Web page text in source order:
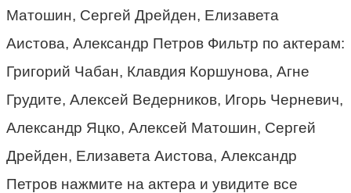
Матошин, Сергей Дрейден, Елизавета
Аистова, Александр Петров Фильтр по актерам:
Григорий Чабан, Клавдия Коршунова, Агне
Грудите, Алексей Ведерников, Игорь Черневич,
Александр Яцко, Алексей Матошин, Сергей
Дрейден, Елизавета Аистова, Александр
Петров нажмите на актера и увидите все